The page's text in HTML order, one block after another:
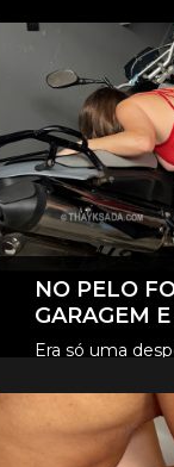
NO PELO
GARAGEM
Era só uma
no pelo, eles
mim.
CLIQUE AQUI E